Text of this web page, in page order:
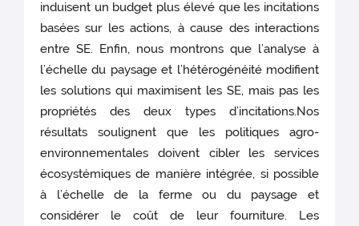
induisent un budget plus élevé que les incitations
basées sur les actions, à cause des interactions
entre SE. Enfin, nous montrons que l’analyse à
l’échelle du paysage et l’hétérogénéité modifient
les solutions qui maximisent les SE, mais pas les
propriétés des deux types d’incitations.Nos
résultats soulignent que les politiques agro-
environnementales doivent cibler les services
écosystémiques de manière intégrée, si possible
à l’échelle de la ferme ou du paysage et
considérer le coût de leur fourniture. Les